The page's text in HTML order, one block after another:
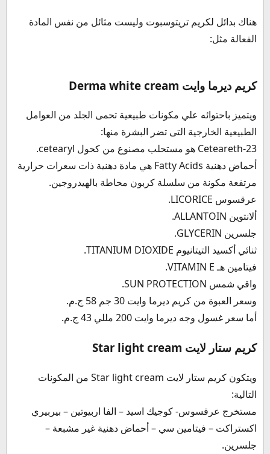
هناك بدائل لكريم تريتوسبوت وليست مثائل من نفس المادة
الفعالة مثل:
كريم ديرما وايت Derma white cream
ويتميز باحتوائه علي مكونات طبيعية تحمى الجلد من العوامل
الطبيعية الخارجية التى تضر البشرة منها:
Ceteareth-23 هو مستحلب مصنوع من كحول cetearyl.
أحماض دهنية Fatty Acids هي مادة دهنية ذات سعرات حرارية
مرتفعة مكونة من سلسلة كربون محاطة بالهيدروجين.
عرقسوس LICORICE.
ألانتوين ALLANTOIN.
جلسرين GLYCERIN.
ثنائي أكسيد التيتانيوم TITANIUM DIOXIDE.
فيتامين هـ VITAMIN E.
واقي شمس SUN PROTECTION.
وسعر العبوة من كريم ديرما وايت 30 جم 58 ج.م.
أما سعر غسول وجه ديرما وايت 200 مللي 43 ج.م.
كريم ستار لايت Star light cream
ويتكون كريم ستار لايت Star light cream من المكونات
التالية:
مستخرج عرقسوس- كوجيك اسيد – الفا اربيوتين – بيربيري
اكستراكت – فيتامين سي – أحماض دهنية غير مشبعة –
جلسرين.